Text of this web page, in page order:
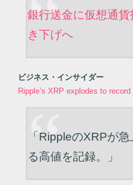
銀行送金に仮想通貨
き下げへ
ビジネス・インサイダー
Ripple’s XRP explodes to
「RippleのXRPが
る高値を記録。」